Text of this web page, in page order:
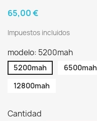
65,00 €
Impuestos incluidos
modelo: 5200mah
5200mah 6500mah
12800mah
Cantidad